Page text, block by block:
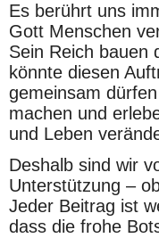
Es berührt uns
Gott Menschen
Sein Reich bauen
könnte diesen
gemeinsam
machen und
und Leben
Deshalb sind wir
Unterstützung –
Jeder Beitrag ist
dass die frohe